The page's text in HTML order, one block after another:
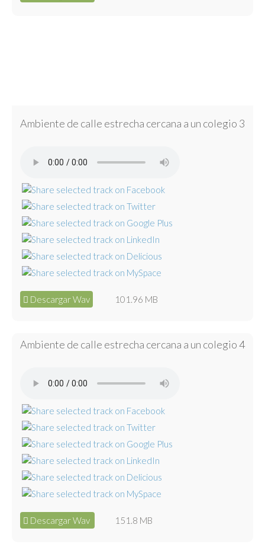
Ambiente de calle estrecha cercana a un colegio 3
Descargar Wav 101.96 MB
Ambiente de calle estrecha cercana a un colegio 4
Descargar Wav 151.8 MB